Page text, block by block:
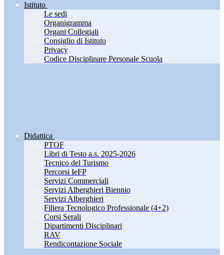
Istituto
Le sedi
Organigramma
Organi Collegiali
Consiglio di Istituto
Privacy
Codice Disciplinare Personale Scuola
Didattica
PTOF
Libri di Testo a.s. 2025-2026
Tecnico del Turismo
Percorsi IeFP
Servizi Commerciali
Servizi Alberghieri Biennio
Servizi Alberghieri
Filiera Tecnologico Professionale (4+2)
Corsi Serali
Dipartimenti Disciplinari
RAV
Rendicontazione Sociale